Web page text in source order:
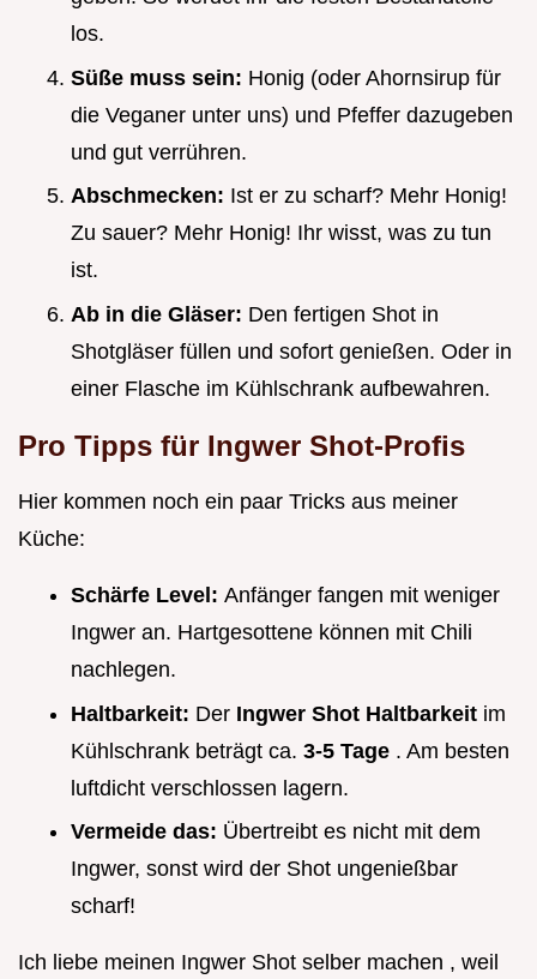
los.
Süße muss sein: Honig (oder Ahornsirup für
die Veganer unter uns) und Pfeffer dazugeben
und gut verrühren.
Abschmecken: Ist er zu scharf? Mehr Honig!
Zu sauer? Mehr Honig! Ihr wisst, was zu tun
ist.
Ab in die Gläser: Den fertigen Shot in
Shotgläser füllen und sofort genießen. Oder in
einer Flasche im Kühlschrank aufbewahren.
Pro Tipps für Ingwer Shot-Profis
Hier kommen noch ein paar Tricks aus meiner
Küche:
Schärfe Level: Anfänger fangen mit weniger
Ingwer an. Hartgesottene können mit Chili
nachlegen.
Haltbarkeit: Der Ingwer Shot Haltbarkeit im
Kühlschrank beträgt ca. 3-5 Tage . Am besten
luftdicht verschlossen lagern.
Vermeide das: Übertreibt es nicht mit dem
Ingwer, sonst wird der Shot ungenießbar
scharf!
Ich liebe meinen Ingwer Shot selber machen , weil